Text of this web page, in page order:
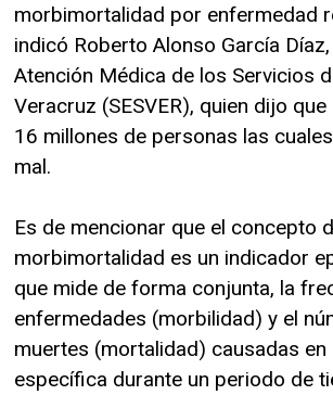
morbimortalidad por enfermedad
indicó Roberto Alonso García
Atención Médica de los Servicios
Veracruz (SESVER), quien dijo
16 millones de personas las
mal.
Es de mencionar que el concepto
morbimortalidad es un indicador
que mide de forma conjunta, la
enfermedades (morbilidad) y el
muertes (mortalidad) causadas en
específica durante un periodo de